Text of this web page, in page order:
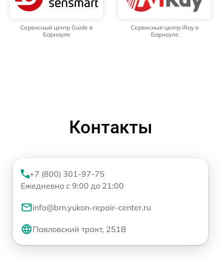
Сервисный центр Guide в
Барнауле
Сервисный центр iRay в
Барнауле
Контакты
+7 (800) 301-97-75
Ежедневно с 9:00 до 21:00
info@brn.yukon-repair-center.ru
Павловский тракт, 251В